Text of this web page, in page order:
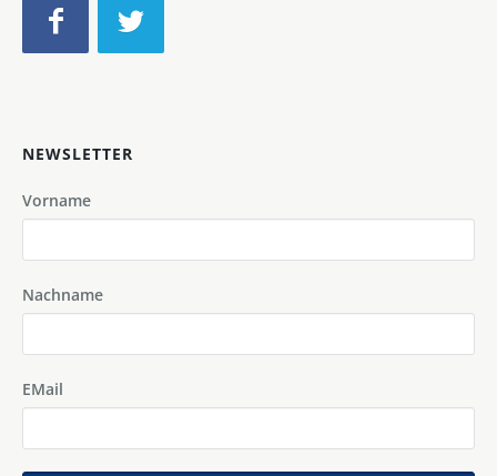
NEWSLETTER
Vorname
Nachname
EMail